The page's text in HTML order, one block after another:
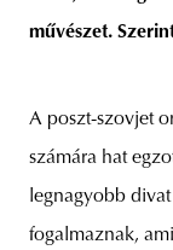
művészet.
A poszt-szovjet
számára hat
legnagyobb
fogalmaznak,